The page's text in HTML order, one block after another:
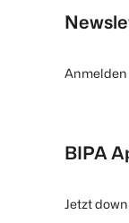
Anmelden
BIPA
Jetzt